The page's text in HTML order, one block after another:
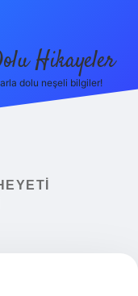
Hikayeler
dolu neşeli bilgiler!